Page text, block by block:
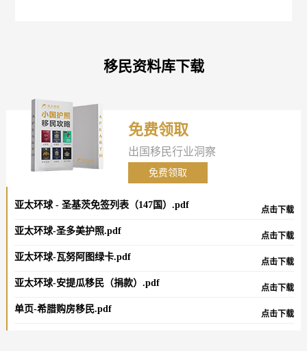
移民资料库下载
免费领取
出国移民行业洞察
免费领取
亚太环球 - 圣基茨免签列表（147国）.pdf 点击下载
亚太环球-圣多美护照.pdf 点击下载
亚太环球-瓦努阿图绿卡.pdf 点击下载
亚太环球-安提瓜移民（捐款）.pdf 点击下载
单页-希腊购房移民.pdf 点击下载